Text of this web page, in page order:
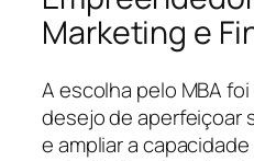
Marketing e
A escolha pelo MBA
desejo de aperfeiçoar
e ampliar a